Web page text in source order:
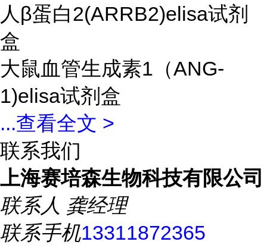
人β蛋白2(ARRB2)elisa试剂
盒
大鼠血管生成素1（ANG-
1)elisa试剂盒
...查看全文 >
联系我们
上海赛培森生物科技有限公司
联系人 龚经理
联系手机13311872365